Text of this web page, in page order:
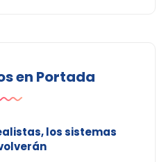
en Portada
los sistemas